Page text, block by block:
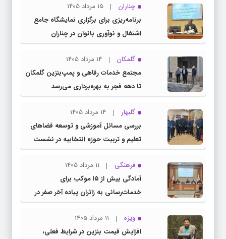
چناران
15 مرداد 1405
برنامه‌ریزی برای برگزاری نمایشگاه جامع
اشتغال و نوآوری بانوان در چناران
گلمکان
14 مرداد 1405
مجتمع خدمات رفاهی و پمپ‌بنزین گلمکان
تا دهه فجر به بهره‌برداری می‌رسد
گلبهار
14 مرداد 1405
بررسی مسائل آموزشی و توسعه فضاهای
تعلیم و تربیت حوزه انتخابیه در نشست
مشترک عضو کمیسیون آموزش مجلس با
مدیرکل آموزش و پرورش خراسان رضوی
فرهنگی
11 مرداد 1405
آمادگی بیش از ۱۵ موکب برای
خدمات‌رسانی به زائران پیاده آخر صفر در
شهرستان چناران
ویژه
11 مرداد 1405
افزایش قیمت بنزین در شرایط فعلی،